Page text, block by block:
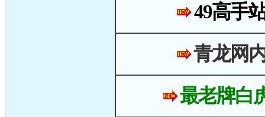
49高手
青龙网
最老牌白